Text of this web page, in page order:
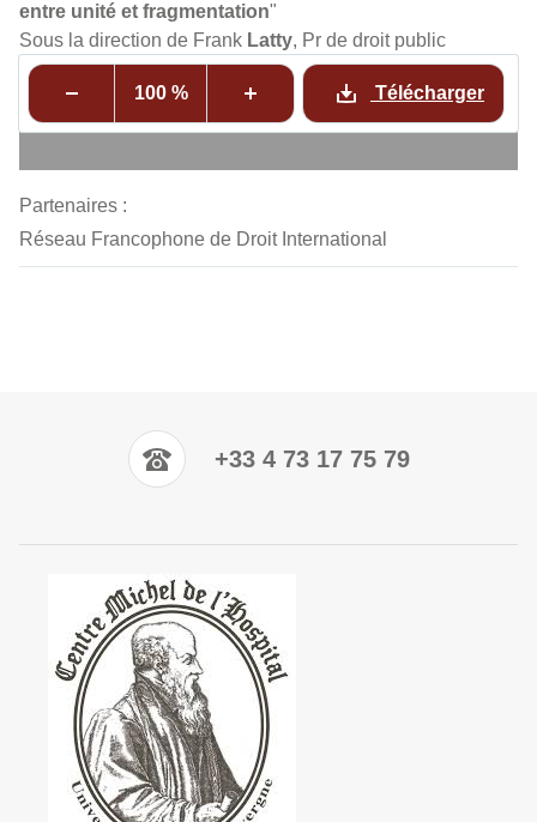
entre unité et fragmentation"
Sous la direction de Frank Latty, Pr de droit public
100 % Télécharger
Partenaires :
Réseau Francophone de Droit International
+33 4 73 17 75 79